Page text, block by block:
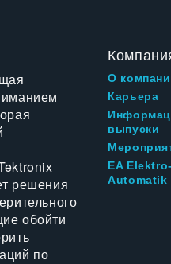
решения
обойти
по
О
Карьера
выпуски
EA Elektro-
Automatik